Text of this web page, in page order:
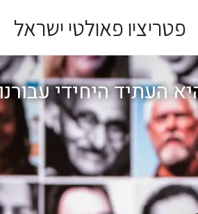
פטריציו פאולטי ישראל
העתיד היחידי